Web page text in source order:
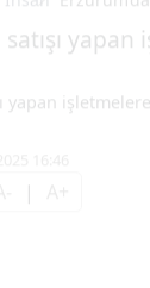
satışı yapan
yapan
16:46